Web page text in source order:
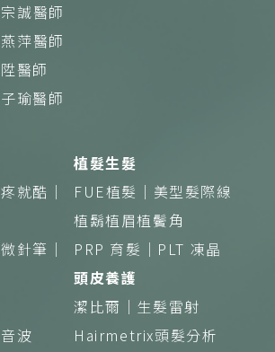
誠醫師
萍醫師
醫師
瑜醫師
疼就酷｜
針筆｜
波
植髮生髮
FUE植髮｜ 美型髮際線
植鬍植眉植鬢角
PRP 育髮｜ PLT 凍晶
頭皮養護
潔比爾｜ 生髮雷射
Hairmetrix頭髮分析